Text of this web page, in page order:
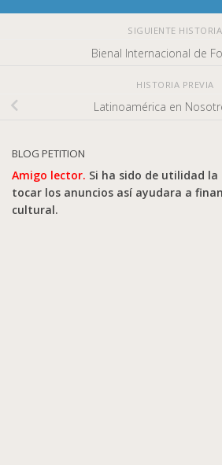
SIGUIENTE HISTORIA
Bienal Internacional de
HISTORIA PREVIA
Latinoamérica en
BLOG PETITION
Amigo lector. Si ha sido de utilidad
tocar los anuncios así ayudara a
cultural.